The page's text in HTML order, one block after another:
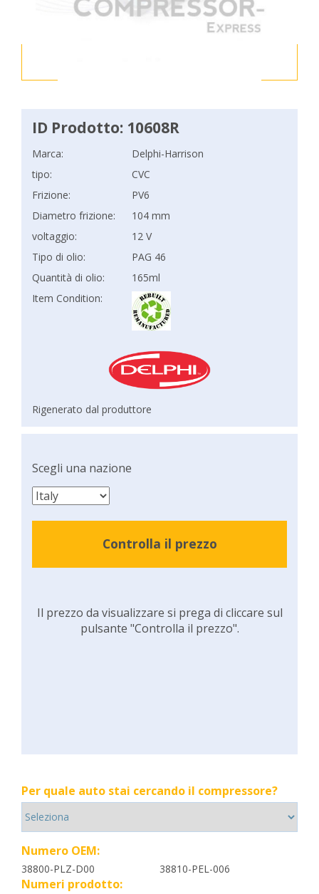
ID Prodotto: 10608R
Marca:
Delphi-Harrison
tipo:
CVC
Frizione:
PV6
Diametro frizione:
104 mm
voltaggio:
12 V
Tipo di olio:
PAG 46
Quantità di olio:
165ml
Item Condition:
Rigenerato dal produttore
Scegli una nazione
Controlla il prezzo
Il prezzo da visualizzare si prega di cliccare sul
pulsante "Controlla il prezzo".
Per quale auto stai cercando il compressore?
Numero OEM:
38800-PLZ-D00 38810-PEL-006
Numeri prodotto: